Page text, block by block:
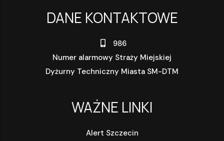
DANE KONTAKTOWE
986
Numer alarmowy Straży Miejskiej
Dyżurny Techniczny Miasta SM-DTM
WAŻNE LINKI
Alert Szczecin